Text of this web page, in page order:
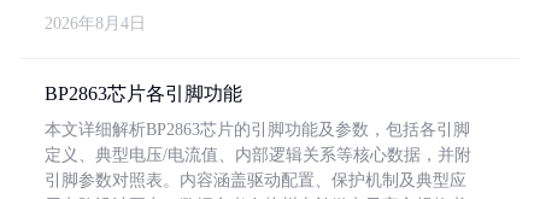
2026年8月4日
BP2863芯片各引脚功能
本文详细解析BP2863芯片的引脚功能及参数，包括各引脚
定义、典型电压/电流值、内部逻辑关系等核心数据，并附
引脚参数对照表。内容涵盖驱动配置、保护机制及典型应